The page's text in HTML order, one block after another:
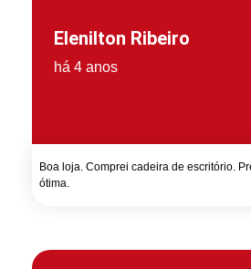
Elenilton Ribeiro
há 4 anos
Boa loja. Comprei cadeira de escritório.
ótima.